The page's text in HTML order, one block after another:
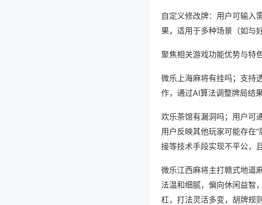
自定义修改牌：用户可输入
果，适用于多种场景（如与
聚焦相关游戏功能优势与特色
微乐上海麻将有挂吗；支持
作，通过AI算法调整牌局结
欢乐茶馆有漏洞吗；用户可
用户反映其他玩家可能存在
接等技术手段实现不平公，且
微乐江西麻将主打赣式地道
法温和细腻，偏向休闲益智
杠，打法灵活多变，胡牌规